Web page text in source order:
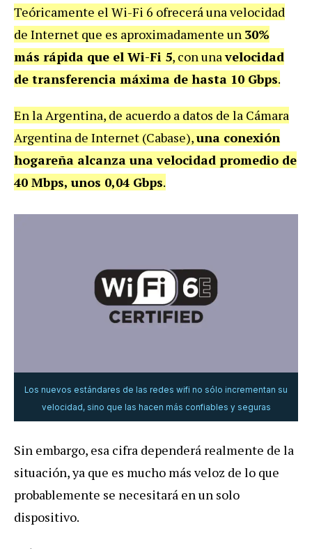
Teóricamente el Wi-Fi 6 ofrecerá una velocidad
de Internet que es aproximadamente un 30%
más rápida que el Wi-Fi 5, con unavelocidad
de transferencia máxima de hasta 10 Gbps.
En la Argentina, de acuerdo a datos de la Cámara
Argentina de Internet (Cabase),una conexión
hogareña alcanza una velocidad promedio de
40 Mbps, unos 0,04 Gbps.
Los nuevos estándares de las redes wifi no sólo incrementan su
velocidad, sino que las hacen más confiables y seguras
Sin embargo, esa cifra dependerá realmente de la
situación, ya que es mucho más veloz de lo que
probablemente se necesitará en un solo
dispositivo.